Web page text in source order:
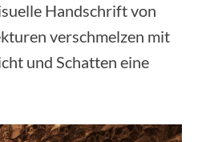
Handschrift von
verschmelzen mit
und Schatten eine